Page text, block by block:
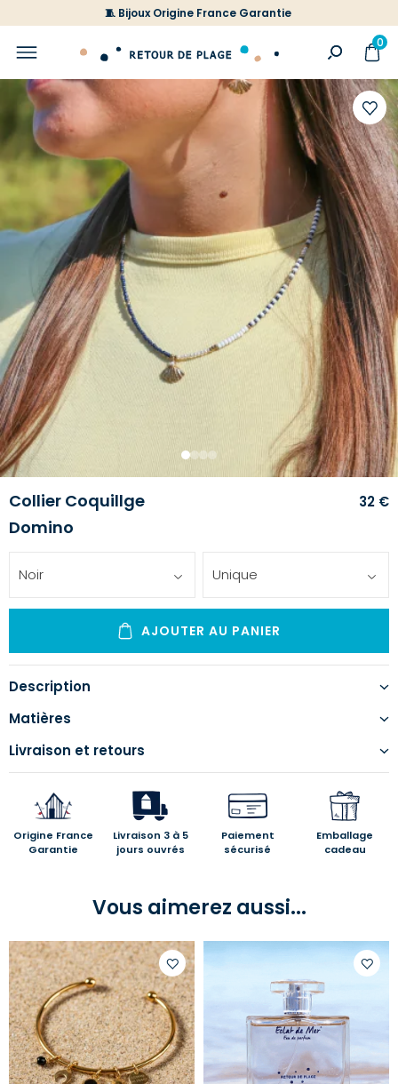
🧵 Bijoux Origine France Garantie
0
à
votre
liste
1 234
Collier Coquillge
Domino
32 €
Noir Unique
AJOUTER AU PANIER
Description
Matières
Livraison et retours
Origine France
Garantie
Livraison 3 à 5
jours ouvrés
Paiement
sécurisé
Emballage
cadeau
Vous aimerez aussi...
Ajouter
à
votre
liste
d'envies